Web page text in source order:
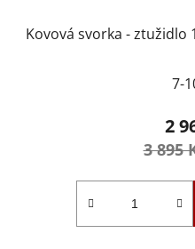
Kovová svorka - ztužidlo
7-
2
3 895